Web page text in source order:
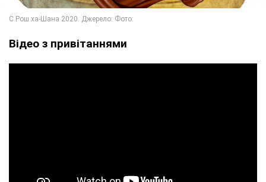
Відео з привітаннями